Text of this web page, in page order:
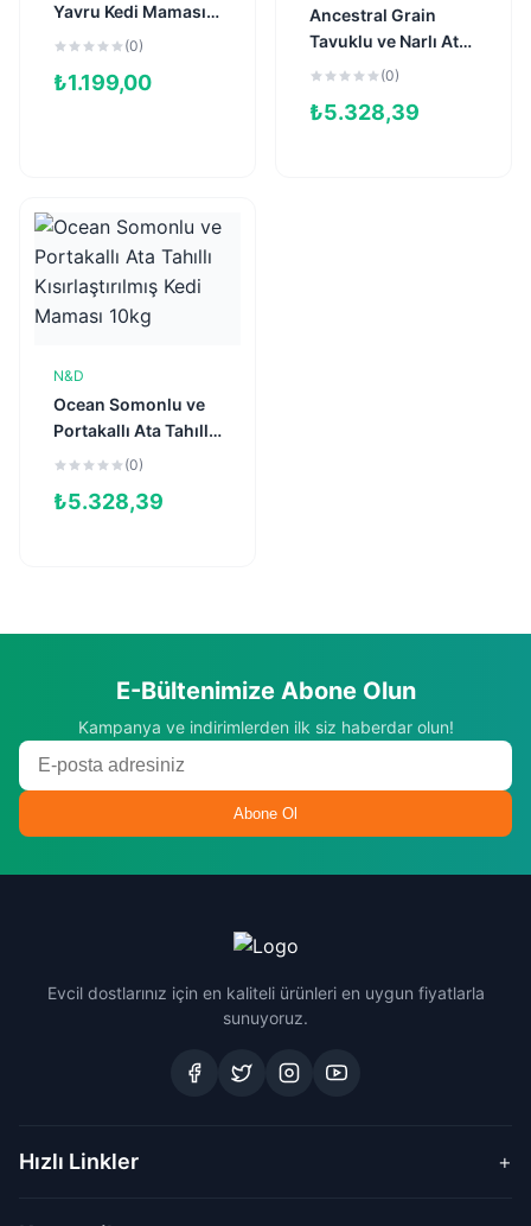
Yavru Kedi Maması
2kg
(0)
₺1.199,00
Ancestral Grain
Tavuklu ve Narlı Ata
Tahıllı
Maması 10kg
(0)
₺5.328,39
N&D
Ocean Somonlu ve
Portakallı Ata Tahıllı
Kısırlaştırılmış Kedi
(0)
₺5.328,39
E-Bültenimize Abone Olun
Kampanya ve indirimlerden ilk siz haberdar olun!
Abone Ol
Evcil dostlarınız için en kaliteli ürünleri en uygun fiyatlarla
sunuyoruz.
Hızlı Linkler +